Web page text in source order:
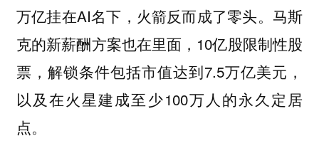
万亿挂在AI名下，火箭反而成了零头。马斯
克的新薪酬方案也在里面，10亿股限制性股
票，解锁条件包括市值达到7.5万亿美元，
以及在火星建成至少100万人的永久定居
点。